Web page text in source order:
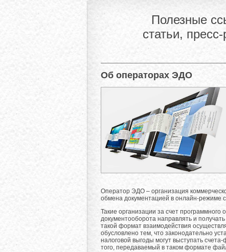
Полезные
статьи,
Об операторах ЭДО
Оператор ЭДО – организация
обмена документацией в онлайн-режиме
Такие организации за счет
документооборота направлять и
такой формат взаимодействия
обусловлено тем, что законодательно
налоговой выгоды могут выступать
того, передаваемый в таком формате